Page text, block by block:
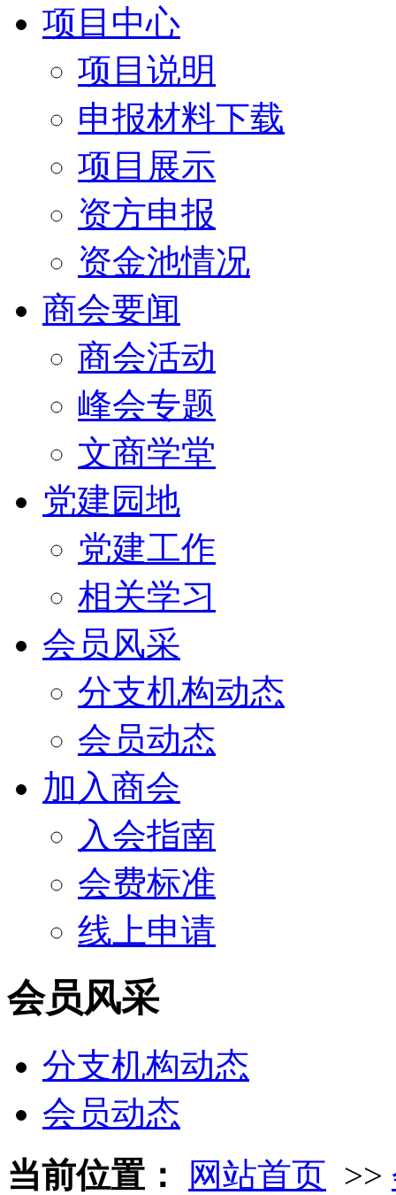
项目中心
项目说明
申报材料下载
项目展示
资方申报
资金池情况
商会要闻
商会活动
峰会专题
文商学堂
党建园地
党建工作
相关学习
会员风采
分支机构动态
会员动态
加入商会
入会指南
会费标准
线上申请
会员风采
分支机构动态
会员动态
当前位置：
网站首页 >>